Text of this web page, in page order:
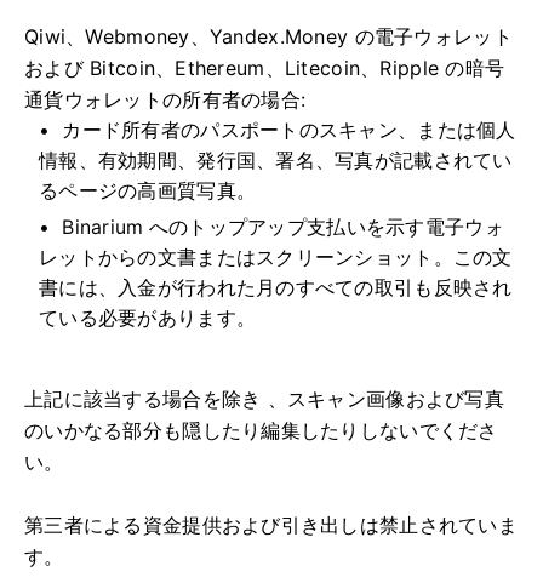
Qiwi、Webmoney、Yandex.Money の電子ウォレット
および Bitcoin、Ethereum、Litecoin、Ripple の暗号
通貨ウォレットの所有者の場合:
カード所有者のパスポートのスキャン、または個人
情報、有効期間、発行国、署名、写真が記載されてい
るページの高画質写真。
Binarium へのトップアップ支払いを示す電子ウォ
レットからの文書またはスクリーンショット。この文
書には、入金が行われた月のすべての取引も反映され
ている必要があります。
上記に該当する場合を除き
、スキャン画像および写真
のいかなる部分も隠したり編集したりしないでくださ
い。
第三者による資金提供および引き出しは禁止されていま
す。